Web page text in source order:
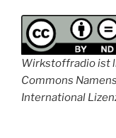
Wirkstoffradio ist
Commons
International